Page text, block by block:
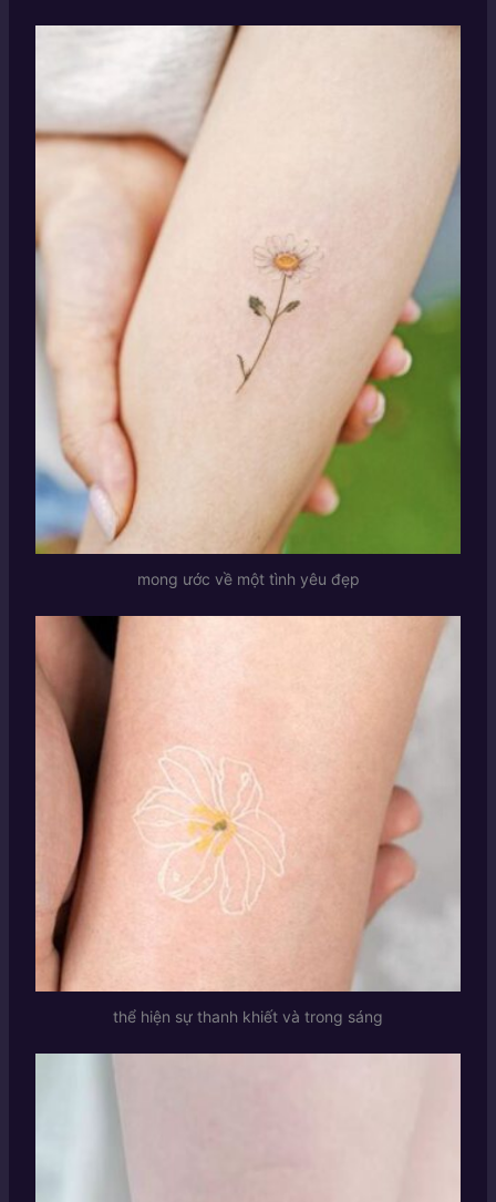
mong ước về một tình yêu đẹp
thể hiện sự thanh khiết và trong sáng